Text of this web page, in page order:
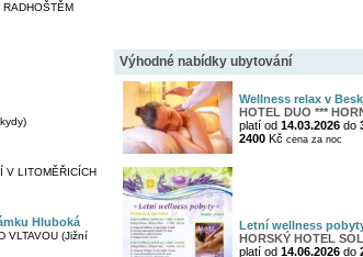
V LITOMĚŘICÍCH
Hluboká
VLTAVOU (Jižní
Výhodné nabídky ubytování
Wellness relax v
HOTEL DUO ***
platí od 14.03.2026do
2400Kč cena za noc
Letní wellness
HORSKÝ HOTEL
platí od 14.06.2026do